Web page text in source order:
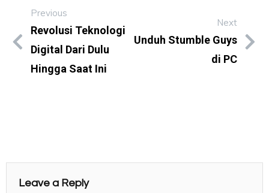
Previous
Revolusi Teknologi
Digital Dari Dulu
Hingga Saat Ini
Next
Unduh Stumble Guys
di PC
Leave a Reply